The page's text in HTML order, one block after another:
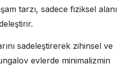
tarzı, sadece fiziksel alanı
sadeleştirerek zihinsel ve
evlerde minimalizmin